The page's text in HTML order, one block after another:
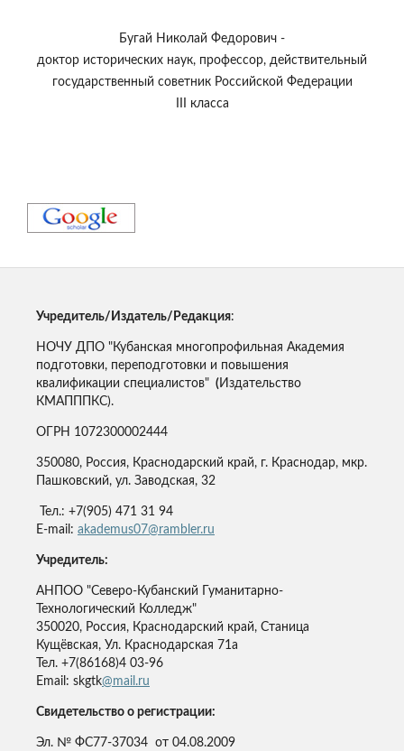
Бугай Николай Федорович -
доктор исторических наук, профессор, действительный
государственный советник Российской Федерации
III класса
Учредитель/Издатель/Редакция:
НОЧУ ДПО "Кубанская многопрофильная Академия
подготовки, переподготовки и повышения
квалификации специалистов" ( Издательство
КМАПППКС).
ОГРН 1072300002444
350080, Россия, Краснодарский край, г. Краснодар, мкр.
Пашковский, ул. Заводская, 32
Тел.: +7(905) 471 31 94
E-mail: akademus07@rambler.ru
Учредитель:
АНПОО "Северо-Кубанский Гуманитарно-
Технологический Колледж"
350020, Россия, Краснодарский край, Станица
Кущёвская, Ул. Краснодарская 71а
Тел. +7(86168)4 03-96
Email: skgtk@mail.ru
Свидетельство о регистрации:
Эл. № ФС77-37034 от 04.08.2009